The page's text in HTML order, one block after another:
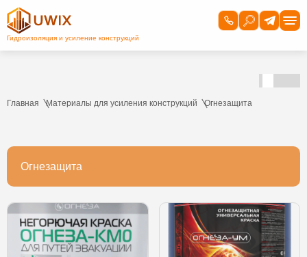
Главная Материалы для усиления конструкций Огнезащита
Огнезащита